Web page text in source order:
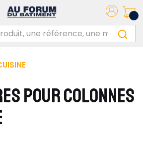
POUR COLONNES